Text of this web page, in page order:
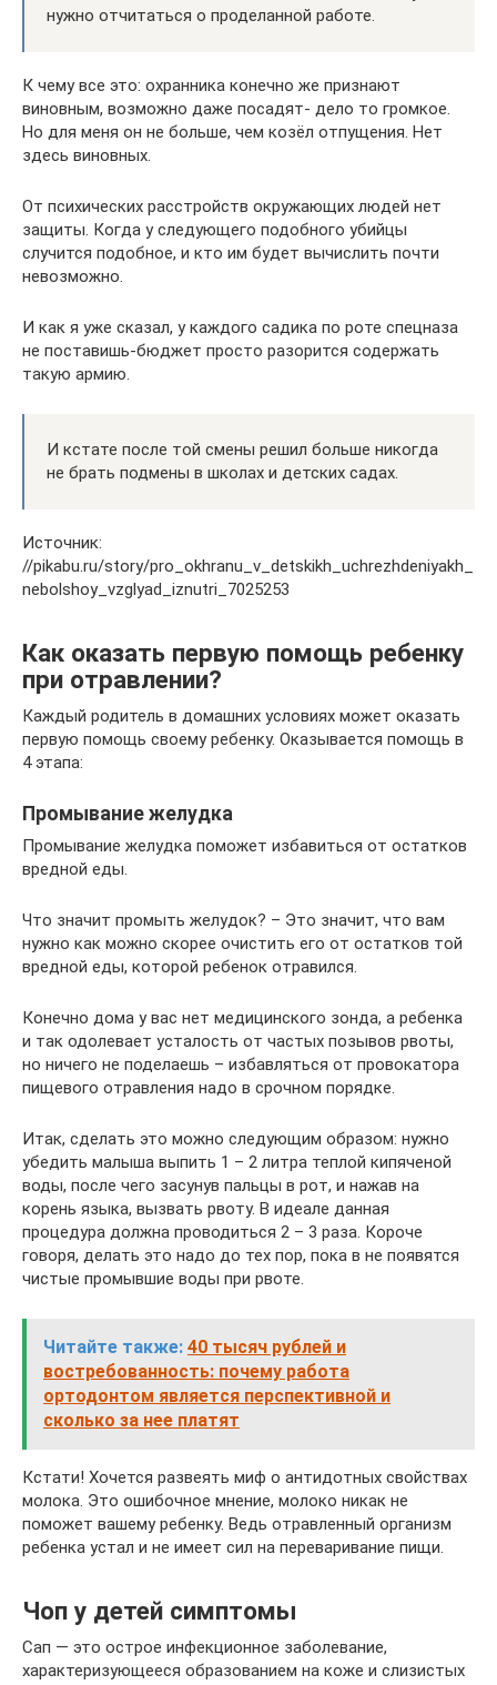
нужно отчитаться о проделанной работе.
К чему все это: охранника конечно же признают
виновным, возможно даже посадят- дело то громкое.
Но для меня он не больше, чем козёл отпущения. Нет
здесь виновных.
От психических расстройств окружающих людей нет
защиты. Когда у следующего подобного убийцы
случится подобное, и кто им будет вычислить почти
невозможно.
И как я уже сказал, у каждого садика по роте спецназа
не поставишь-бюджет просто разорится содержать
такую армию.
И кстате после той смены решил больше никогда
не брать подмены в школах и детских садах.
Источник:
//pikabu.ru/story/pro_okhranu_v_detskikh_uchrezhdeniyakh_
nebolshoy_vzglyad_iznutri_7025253
Как оказать первую помощь ребенку
при отравлении?
Каждый родитель в домашних условиях может оказать
первую помощь своему ребенку. Оказывается помощь в
4 этапа:
Промывание желудка
Промывание желудка поможет избавиться от остатков
вредной еды.
Что значит промыть желудок? – Это значит, что вам
нужно как можно скорее очистить его от остатков той
вредной еды, которой ребенок отравился.
Конечно дома у вас нет медицинского зонда, а ребенка
и так одолевает усталость от частых позывов рвоты,
но ничего не поделаешь – избавляться от провокатора
пищевого отравления надо в срочном порядке.
Итак, сделать это можно следующим образом: нужно
убедить малыша выпить 1 – 2 литра теплой кипяченой
воды, после чего засунув пальцы в рот, и нажав на
корень языка, вызвать рвоту. В идеале данная
процедура должна проводиться 2 – 3 раза. Короче
говоря, делать это надо до тех пор, пока в не появятся
чистые промывшие воды при рвоте.
Читайте также: 40 тысяч рублей и
востребованность: почему работа
ортодонтом является перспективной и
сколько за нее платят
Кстати! Хочется развеять миф о антидотных свойствах
молока. Это ошибочное мнение, молоко никак не
поможет вашему ребенку. Ведь отравленный организм
ребенка устал и не имеет сил на переваривание пищи.
Чоп у детей симптомы
Сап — это острое инфекционное заболевание,
характеризующееся образованием на коже и слизистых